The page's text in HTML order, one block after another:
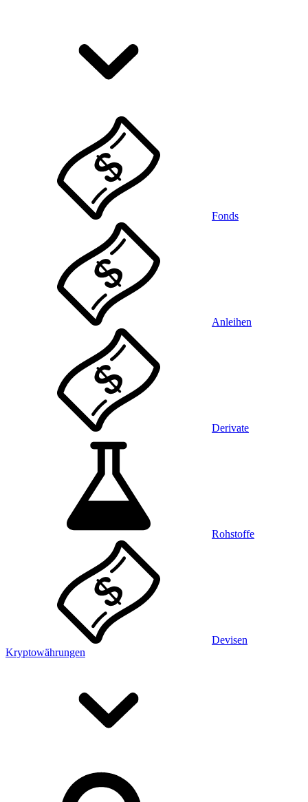
Fonds
Anleihen
Derivate
Rohstoffe
Devisen
Kryptowährungen